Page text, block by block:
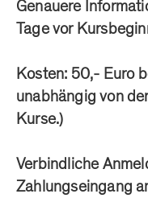
Genauere
Tage vor
Kosten: 50,- Euro
unabhängig von
Kurse.)
Verbindliche
Zahlungseingang